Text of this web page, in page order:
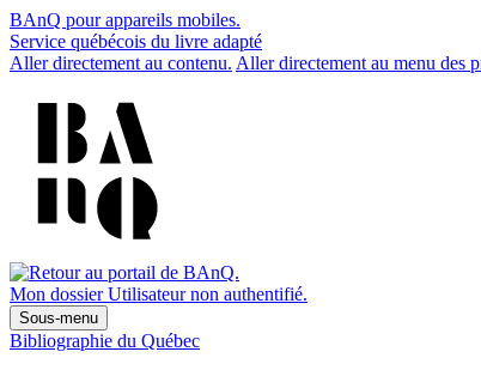
BAnQ pour appareils mobiles.
Service québécois du livre adapté
Aller directement au contenu. Aller directement au menu des
Mon dossier Utilisateur non authentifié.
Sous-menu
Bibliographie du Québec